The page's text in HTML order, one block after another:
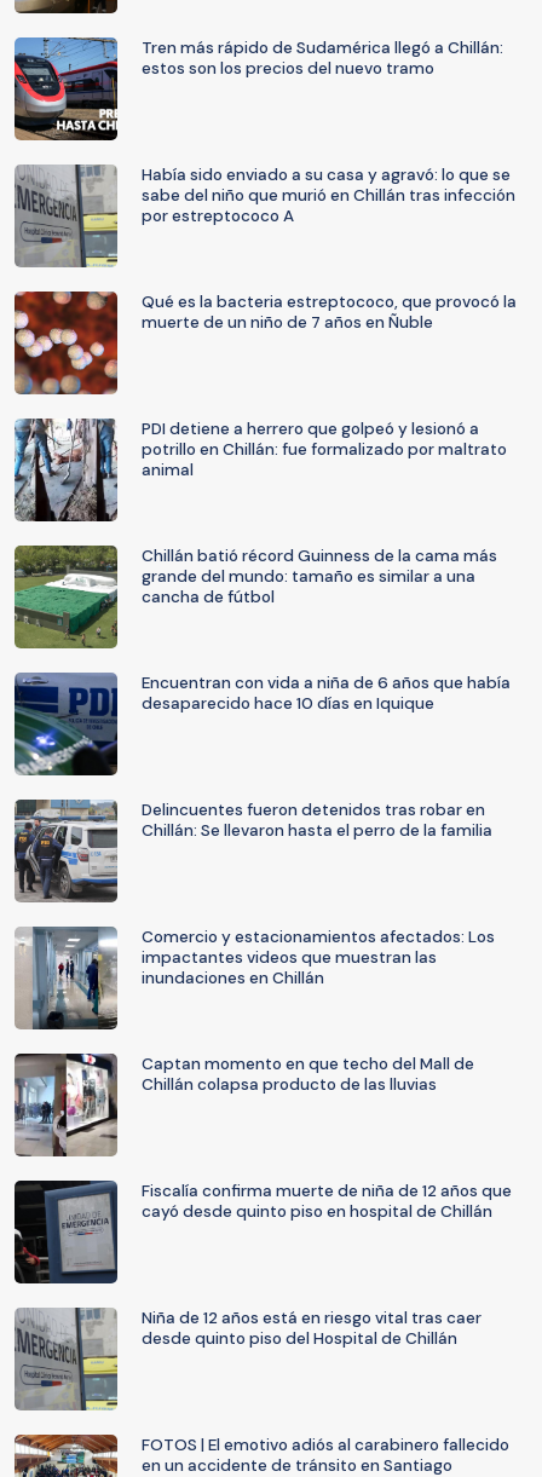
Tren más rápido de Sudamérica llegó a Chillán:
estos son los precios del nuevo tramo
Había sido enviado a su casa y agravó: lo que se
sabe del niño que murió en Chillán tras infección
por estreptococo A
Qué es la bacteria estreptococo, que provocó la
muerte de un niño de 7 años en Ñuble
PDI detiene a herrero que golpeó y lesionó a
potrillo en Chillán: fue formalizado por maltrato
animal
Chillán batió récord Guinness de la cama más
grande del mundo: tamaño es similar a una
cancha de fútbol
Encuentran con vida a niña de 6 años que había
desaparecido hace 10 días en Iquique
Delincuentes fueron detenidos tras robar en
Chillán: Se llevaron hasta el perro de la familia
Comercio y estacionamientos afectados: Los
impactantes videos que muestran las
inundaciones en Chillán
Captan momento en que techo del Mall de
Chillán colapsa producto de las lluvias
Fiscalía confirma muerte de niña de 12 años que
cayó desde quinto piso en hospital de Chillán
Niña de 12 años está en riesgo vital tras caer
desde quinto piso del Hospital de Chillán
FOTOS | El emotivo adiós al carabinero fallecido
en un accidente de tránsito en Santiago